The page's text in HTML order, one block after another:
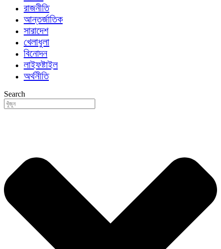
রাজনীতি
আন্তর্জাতিক
সারাদেশ
খেলাধুলা
বিনোদন
লাইফষ্টাইল
অর্থনীতি
Search